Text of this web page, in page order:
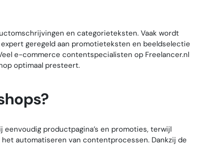
en categorieteksten. Vaak wordt
geregeld aan promotieteksten en beeldselectie
e-commerce contentspecialisten op Freelancer.nl
optimaal presteert.
productpagina’s en promoties, terwijl
automatiseren van contentprocessen. Dankzij de